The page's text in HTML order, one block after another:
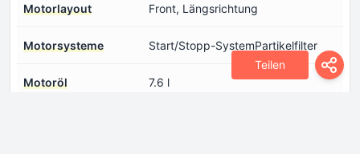
Teilen
Motorlayout Front, Längsrichtung
Motorsysteme Start/Stopp-SystemPartikelfilter
Motoröl 7.6 l